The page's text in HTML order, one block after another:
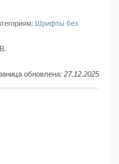
Шрифты без
обновлена: 27.12.2025